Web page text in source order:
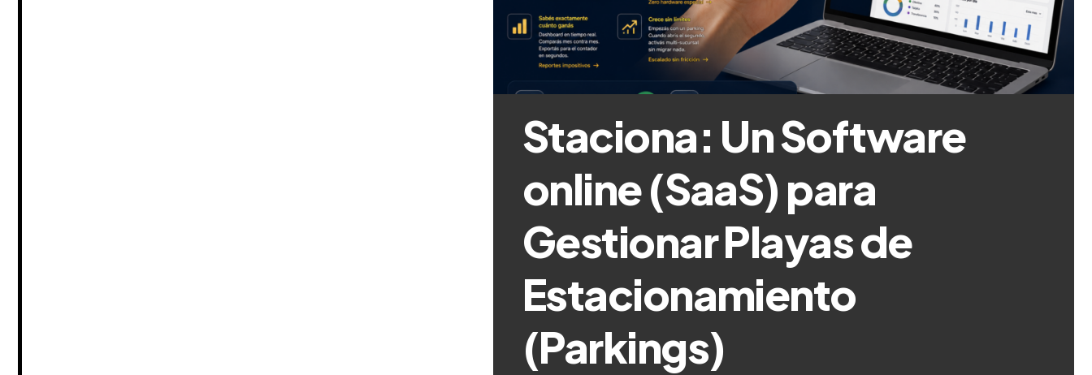
Staciona: Un Software
online (SaaS) para
Gestionar Playas de
Estacionamiento
(Parkings)